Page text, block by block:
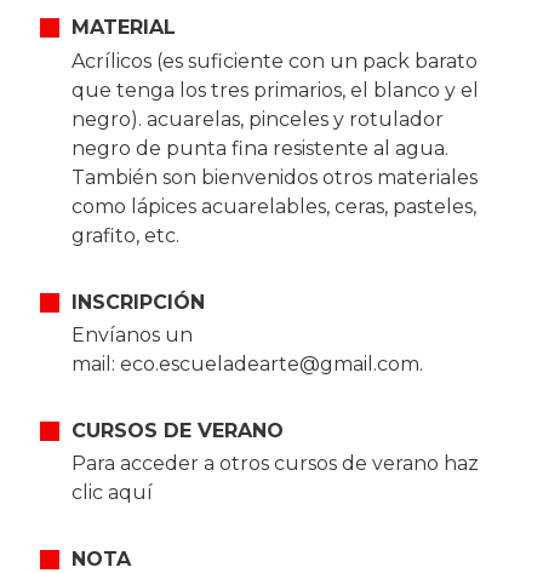
MATERIAL
Acrílicos (es suficiente con un pack barato
que tenga los tres primarios, el blanco y el
negro). acuarelas, pinceles y rotulador
negro de punta fina resistente al agua.
También son bienvenidos otros materiales
como lápices acuarelables, ceras, pasteles,
grafito, etc.
INSCRIPCIÓN
Envíanos un
mail: eco.escueladearte@gmail.com.
CURSOS DE VERANO
Para acceder a otros cursos de verano haz
clic aquí
NOTA